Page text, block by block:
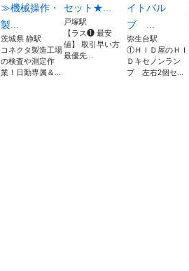
≫機械操作・
製...
茨城県 静駅
コネクタ製造工場
の検査や測定作
業！日勤専属＆...
セット★...
戸塚駅
【ラス❶ 最安
値】 取引早い方
最優先...
イトバル
ブ ...
弥生台駅
①ＨＩＤ屋のＨＩ
Ｄキセノンラン
プ 左右2個セ...